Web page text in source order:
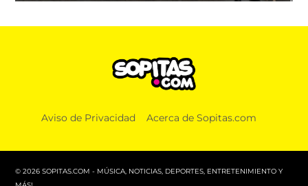
Aviso de Privacidad Acerca de Sopitas.com
© 2026 SOPITAS.COM - MÚSICA, NOTICIAS, DEPORTES, ENTRETENIMIENTO Y